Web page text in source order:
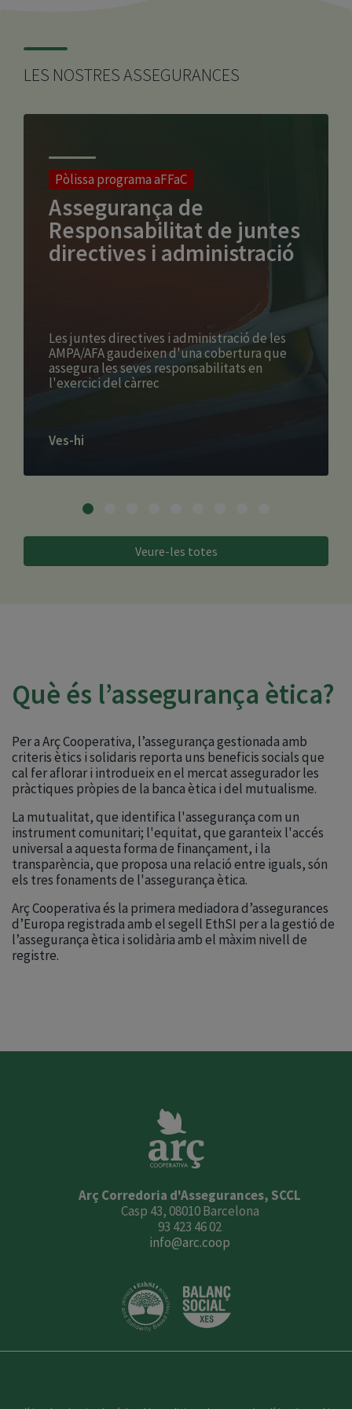
LES NOSTRES ASSEGURANCES
Pòlissa programa aFFaC
Assegurança de
Responsabilitat de juntes
directives i administració
Les juntes directives i administració de les
AMPA/AFA gaudeixen d'una cobertura que
assegura les seves responsabilitats en
l'exercici del càrrec
Ves-hi
Veure-les totes
Què és l’assegurança ètica?
Per a Arç Cooperativa, l’assegurança gestionada amb
criteris ètics i solidaris reporta uns beneficis socials que
cal fer aflorar i introdueix en el mercat assegurador les
pràctiques pròpies de la banca ètica i del mutualisme.
La mutualitat, que identifica l'assegurança com un
instrument comunitari; l'equitat, que garanteix l'accés
universal a aquesta forma de finançament, i la
transparència, que proposa una relació entre iguals, són
els tres fonaments de l'assegurança ètica.
Arç Cooperativa és la primera mediadora d’assegurances
d’Europa registrada amb el segell EthSI per a la gestió de
l’assegurança ètica i solidària amb el màxim nivell de
registre.
Arç Corredoria d'Assegurances, SCCL
Casp 43, 08010 Barcelona
93 423 46 02
info@arc.coop